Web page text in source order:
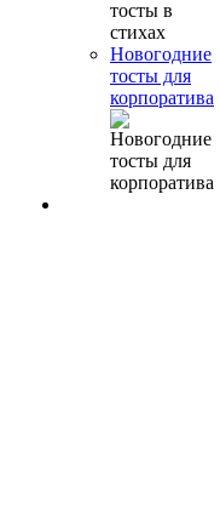
Новогодние
тосты для
корпоратива